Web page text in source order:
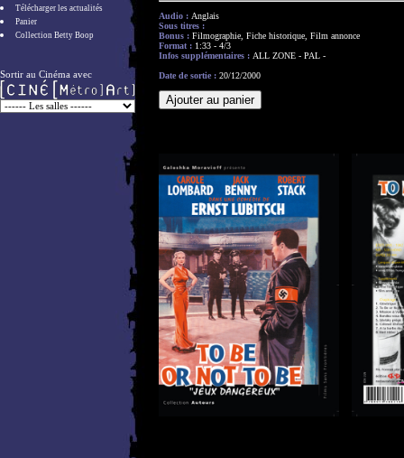
Télécharger les actualités
Panier
Collection Betty Boop
Sortir au Cinéma avec
Audio : Anglais
Sous titres :
Bonus : Filmographie, Fiche historique, Film annonce
Format : 1:33 - 4/3
Infos supplémentaires : ALL ZONE - PAL -
Date de sortie : 20/12/2000